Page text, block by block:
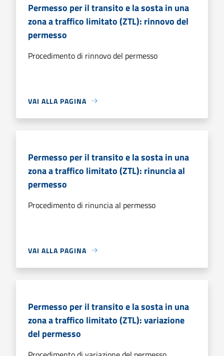
Permesso per il transito e la sosta in una
zona a traffico limitato (ZTL): rinnovo del
permesso
Procedimento di rinnovo del permesso
VAI ALLA PAGINA
Permesso per il transito e la sosta in una
zona a traffico limitato (ZTL): rinuncia al
permesso
Procedimento di rinuncia al permesso
VAI ALLA PAGINA
Permesso per il transito e la sosta in una
zona a traffico limitato (ZTL): variazione
del permesso